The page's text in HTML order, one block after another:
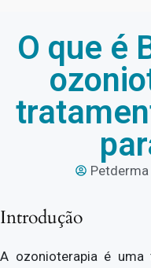
O que é
Petderma
Introdução
A ozonioterapia é uma